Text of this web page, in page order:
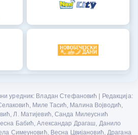
уредник: Владан Стефановић | Редакција:
Миле Тасић, Малина Војводић,
Л. Матијевић, Санда Милеуснић
Бабић, Александар Драгаш, Данило
Симеуновић, Весна Цвијановић, Драгана